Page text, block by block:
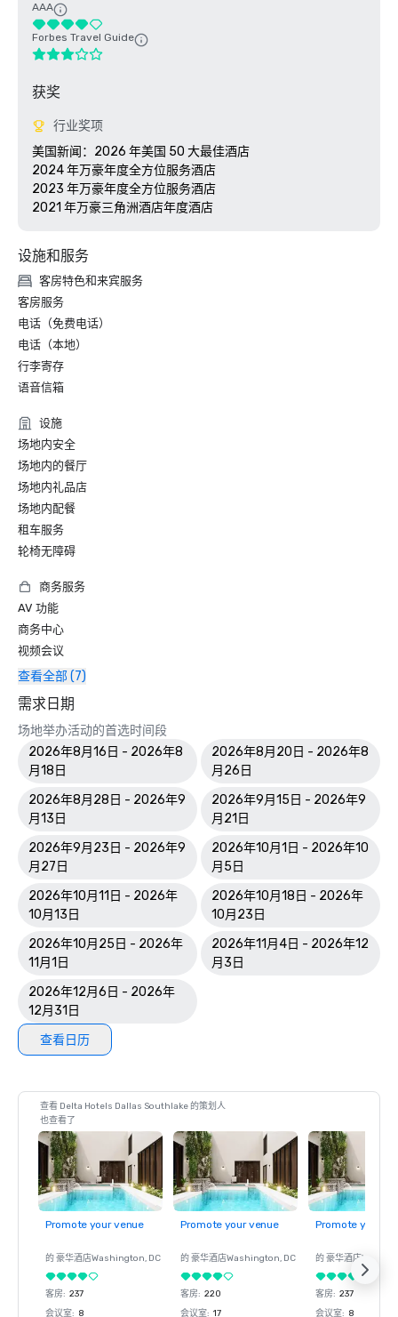
AAA
Forbes Travel Guide
获奖
行业奖项
美国新闻：2026 年美国 50 大最佳酒店
2024 年万豪年度全方位服务酒店
2023 年万豪年度全方位服务酒店
设施和服务
客房特色和来宾服务
客房服务
电话（免费电话）
电话（本地）
行李寄存
语音信箱
设施
场地内安全
场地内的餐厅
场地内礼品店
场地内配餐
租车服务
轮椅无障碍
商务服务
AV 功能
商务中心
视频会议
查看全部 (7)
需求日期
场地举办活动的首选时间段
2026年8月16日 - 2026年8
月18日
2026年8月20日 - 2026年8
月26日
2026年8月28日 - 2026年9
月13日
2026年9月15日 - 2026年9
月21日
2026年9月23日 - 2026年9
月27日
2026年10月1日 - 2026年10
月5日
2026年10月11日 - 2026年
10月13日
2026年10月18日 - 2026年
10月23日
2026年10月25日 - 2026年
11月1日
2026年11月4日 - 2026年12
月3日
2026年12月6日 - 2026年
12月31日
查看日历
查看 Delta Hotels Dallas Southlake 的策划人
也查看了
Promote your venue
的 豪华酒店Washington, DC
客房: 237
会议室: 8
Promote your venue
的 豪华酒店Washington, DC
客房: 220
会议室: 17
Promote your
的 豪华酒店
客房: 237
会议室: 8